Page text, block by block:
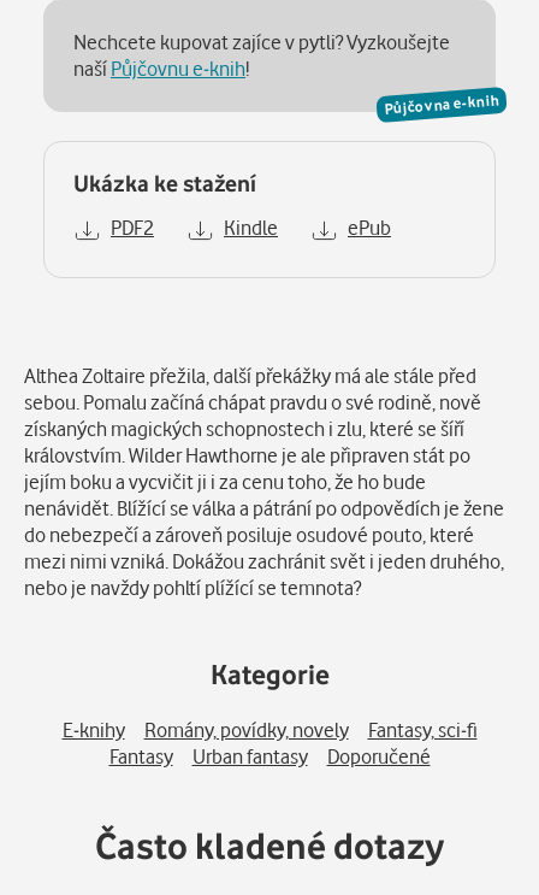
Půjčovna e-knih
Nechcete kupovat zajíce v pytli? Vyzkoušejte
našíPůjčovnu e-knih!
Ukázka ke stažení
PDF2 Kindle ePub
Althea Zoltaire přežila, další překážky má ale stále před
sebou. Pomalu začíná chápat pravdu o své rodině, nově
získaných magických schopnostech i zlu, které se šíří
královstvím. Wilder Hawthorne je ale připraven stát po
jejím boku a vycvičit ji i za cenu toho, že ho bude
nenávidět. Blížící se válka a pátrání po odpovědích je žene
do nebezpečí a zároveň posiluje osudové pouto, které
mezi nimi vzniká. Dokážou zachránit svět i jeden druhého,
nebo je navždy pohltí plížící se temnota?
Kategorie
E-knihy Romány, povídky, novely
Fantasy, sci-fi
Fantasy
Urban fantasy Doporučené
Často kladené dotazy